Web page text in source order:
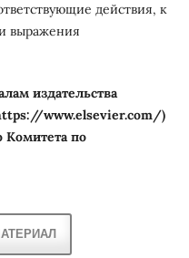
действия, к
выражения
издательства
www.elsevier.com/)
Комитета по